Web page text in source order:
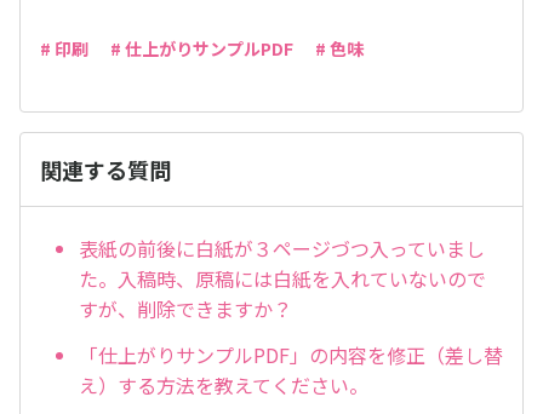
# 印刷 # 仕上がりサンプルPDF # 色味
関連する質問
表紙の前後に白紙が３ページづつ入っていまし
た。入稿時、原稿には白紙を入れていないので
すが、削除できますか？
「仕上がりサンプルPDF」の内容を修正（差し替
え）する方法を教えてください。